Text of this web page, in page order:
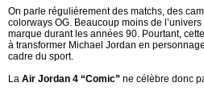
On parle régulièrement des matchs, des
colorways OG. Beaucoup moins de
marque durant les années 90. Pourtant,
à transformer Michael Jordan en
cadre du sport.
La Air Jordan 4 “Comic” ne célèbre donc